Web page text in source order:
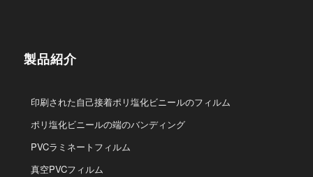
製品紹介
印刷された自己接着ポリ塩化ビニールのフィルム
ポリ塩化ビニールの端のバンディング
PVCラミネートフィルム
真空PVCフィルム